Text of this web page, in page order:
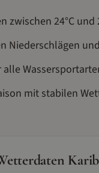
zwischen 24°C
Niederschlägen
mit stabilen